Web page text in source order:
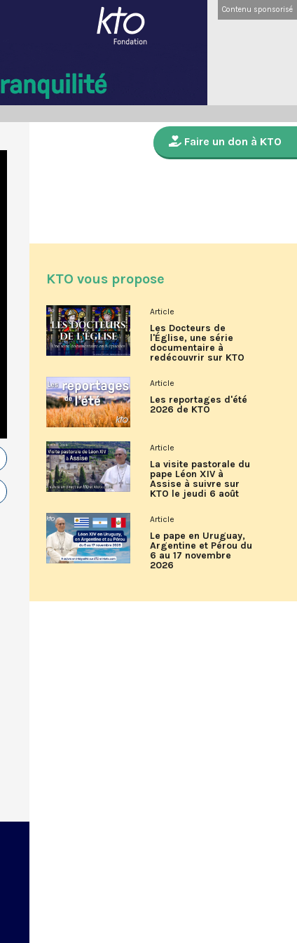
Contenu sponsorisé
Faire un don à KTO
KTO vous propose
Article
Les Docteurs de
l'Église, une série
documentaire à
redécouvrir sur KTO
Article
Les reportages d'été
2026 de KTO
Article
La visite pastorale du
pape Léon XIV à
Assise à suivre sur
KTO le jeudi 6 août
Article
Le pape en Uruguay,
Argentine et Pérou du
6 au 17 novembre
2026